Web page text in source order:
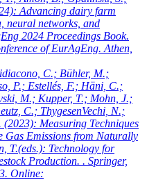
Advancing dairy farm
neural networks, and
2024 Proceedings Book.
of EurAgEng. Athen,
C.; Bühler, M.;
P.; Estellés, F.; Häni, C.;
M.; Kupper, T.; Mohn, J.;
C.; ThygesenVechi, N.;
(2023): Measuring Techniques
Gas Emissions from Naturally
T.(eds.): Technology for
Production. . Springer,
Online: